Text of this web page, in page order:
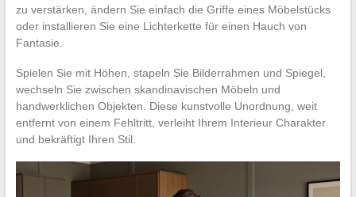
zu verstärken, ändern Sie einfach die Griffe eines Möbelstücks
oder installieren Sie eine Lichterkette für einen Hauch von
Fantasie.
Spielen Sie mit Höhen, stapeln Sie Bilderrahmen und Spiegel,
wechseln Sie zwischen skandinavischen Möbeln und
handwerklichen Objekten. Diese kunstvolle Unordnung, weit
entfernt von einem Fehltritt, verleiht Ihrem Interieur Charakter
und bekräftigt Ihren Stil.